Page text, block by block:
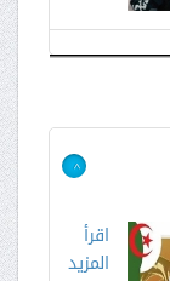
>
اقرأ
المزيد